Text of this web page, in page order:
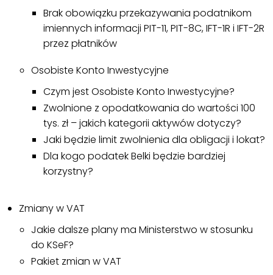
Brak obowiązku przekazywania podatnikom
imiennych informacji PIT-11, PIT-8C, IFT-1R i IFT-2R
przez płatników
Osobiste Konto Inwestycyjne
Czym jest Osobiste Konto Inwestycyjne?
Zwolnione z opodatkowania do wartości 100
tys. zł – jakich kategorii aktywów dotyczy?
Jaki będzie limit zwolnienia dla obligacji i lokat?
Dla kogo podatek Belki będzie bardziej
korzystny?
Zmiany w VAT
Jakie dalsze plany ma Ministerstwo w stosunku
do KSeF?
Pakiet zmian w VAT